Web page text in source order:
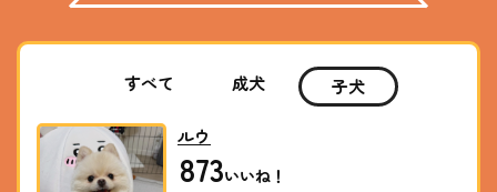
すべて 成犬 子犬
ルウ
873